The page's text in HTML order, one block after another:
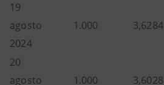
19
agosto
2024
1.000 3,6284
20
agosto
1.000 3,6028